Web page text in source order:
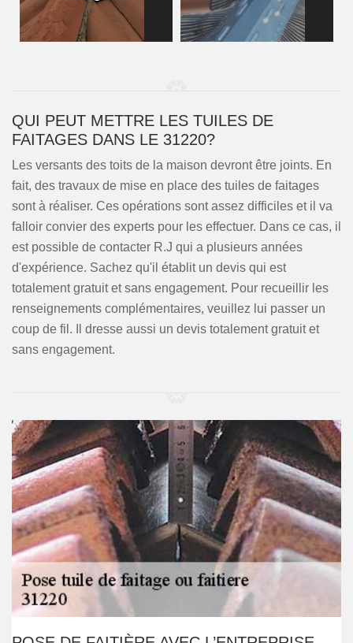
QUI PEUT METTRE LES TUILES DE
FAITAGES DANS LE 31220?
Les versants des toits de la maison devront être joints. En
fait, des travaux de mise en place des tuiles de faitages
sont à réaliser. Ces opérations sont assez difficiles et il va
falloir convier des experts pour les effectuer. Dans ce cas, il
est possible de contacter R.J qui a plusieurs années
d'expérience. Sachez qu'il établit un devis qui est
totalement gratuit et sans engagement. Pour recueillir les
renseignements complémentaires, veuillez lui passer un
coup de fil. Il dresse aussi un devis totalement gratuit et
sans engagement.